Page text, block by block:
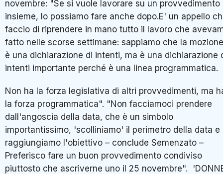
novembre: "Se si vuole lavorare su un provvedimento
insieme, lo possiamo fare anche dopo.E' un appello
faccio di riprendere in mano tutto il lavoro che
fatto nelle scorse settimane: sappiamo che la mozione
è una dichiarazione di intenti, ma è una dichiarazione
intenti importante perché è una linea programmatica.
Non ha la forza legislativa di altri provvedimenti, ma
la forza programmatica". "Non facciamoci prendere
dall'angoscia della data, che è un simbolo
importantissimo, 'scolliniamo' il perimetro della data e
raggiungiamo l'obiettivo – conclude Semenzato –
Preferisco fare un buon provvedimento condiviso
piuttosto che ascriverne uno il 25 novembre".